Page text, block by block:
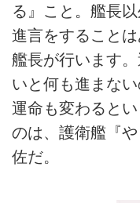
る』こと。艦長
進言をすること
艦長が行います
いと何も進まな
運命も変わると
のは、護衛艦『
佐だ。